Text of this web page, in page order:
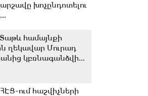
խոչընդոտելու
Տաթև համայնքի
ղեկավար Մուրադ
կբռնագանձվի...
ՀԷՑ-ում հաշվիչների